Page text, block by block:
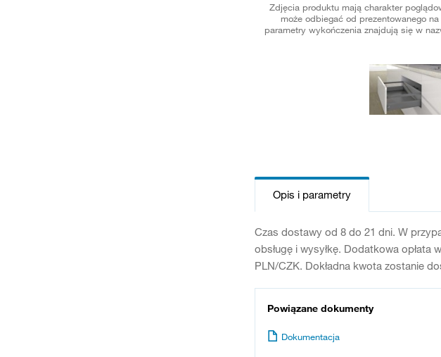
Zdjęcia produktu mają charakter
może odbiegać od prezentowanego
parametry wykończenia znajdują się w
Opis i parametry
Czas dostawy od 8 do 21 dni. W
obsługę i wysyłkę. Dodatkowa
PLN/CZK. Dokładna kwota zostanie
Powiązane dokumenty
Dokumentacja